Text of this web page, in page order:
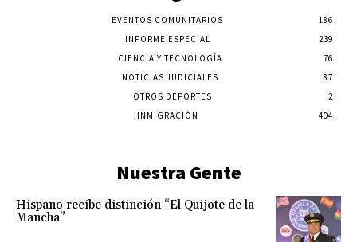
EVENTOS COMUNITARIOS
186
INFORME ESPECIAL
239
CIENCIA Y TECNOLOGÍA
76
NOTICIAS JUDICIALES
87
OTROS DEPORTES
2
INMIGRACIÓN
404
Nuestra Gente
Hispano recibe distinción “El Quijote de la
Mancha”